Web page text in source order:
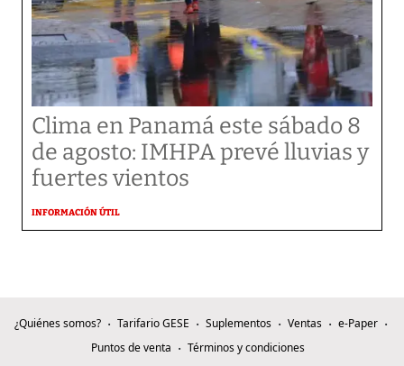
Clima en Panamá este sábado 8
de agosto: IMHPA prevé lluvias y
fuertes vientos
INFORMACIÓN ÚTIL
¿Quiénes somos? Tarifario GESE Suplementos Ventas
e-Paper
Puntos de venta
Términos y condiciones